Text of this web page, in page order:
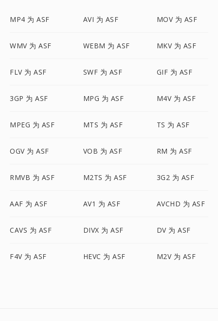
MP4 为 ASF AVI 为 ASF MOV 为 ASF
WMV 为 ASF WEBM 为 ASF MKV 为 ASF
FLV 为 ASF SWF 为 ASF GIF 为 ASF
3GP 为 ASF MPG 为 ASF M4V 为 ASF
MPEG 为 ASF MTS 为 ASF TS 为 ASF
OGV 为 ASF VOB 为 ASF RM 为 ASF
RMVB 为 ASF M2TS 为 ASF 3G2 为 ASF
AAF 为 ASF AV1 为 ASF AVCHD 为 ASF
CAVS 为 ASF DIVX 为 ASF DV 为 ASF
F4V 为 ASF HEVC 为 ASF M2V 为 ASF